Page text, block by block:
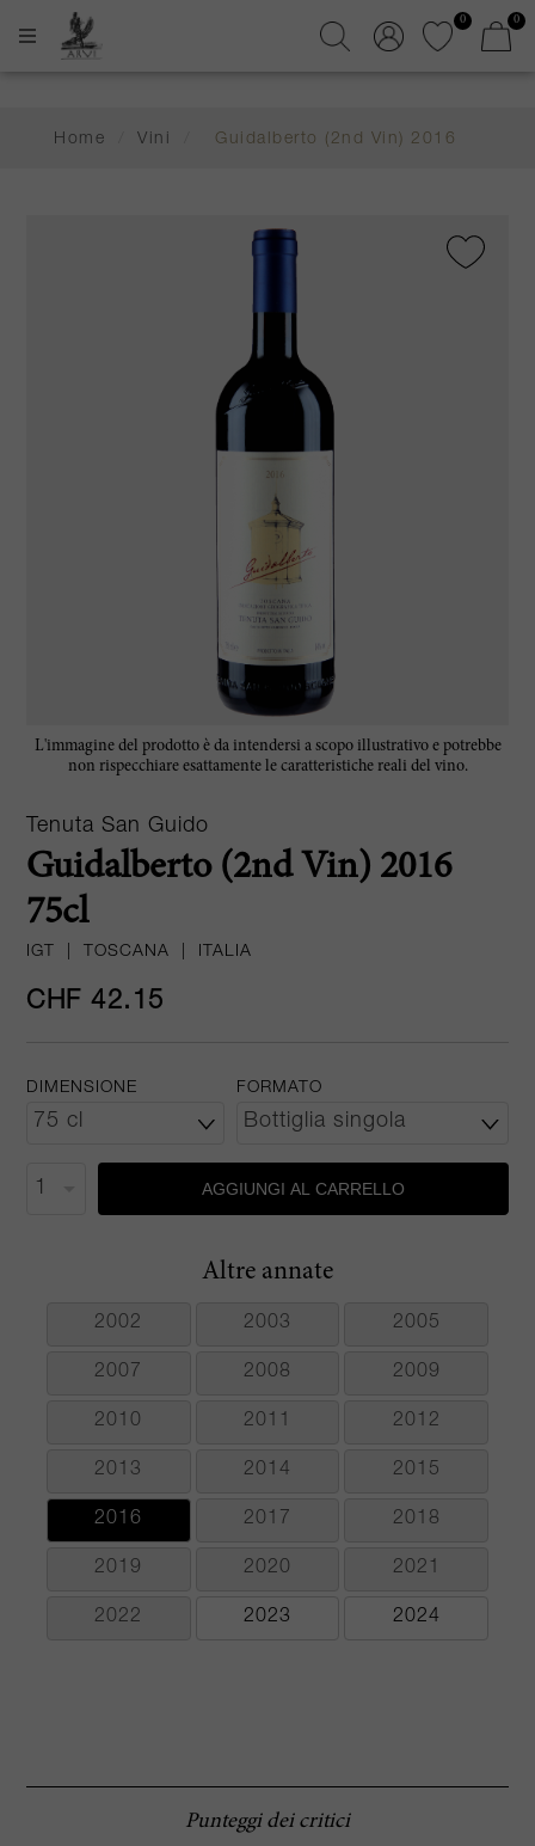
0 0
Home Vini Guidalberto (2nd Vin) 2016
L'immagine del prodotto è da intendersi a scopo illustrativo e potrebbe
non rispecchiare esattamente le caratteristiche reali del vino.
Tenuta San Guido
Guidalberto (2nd Vin) 2016
75cl
IGT TOSCANA ITALIA
CHF 42.15
DIMENSIONE FORMATO
AGGIUNGI AL CARRELLO
Altre annate
2002 2003 2005
2007 2008 2009
2010 2011 2012
2013 2014 2015
2016 2017 2018
2019 2020 2021
2022 2023 2024
Punteggi dei critici